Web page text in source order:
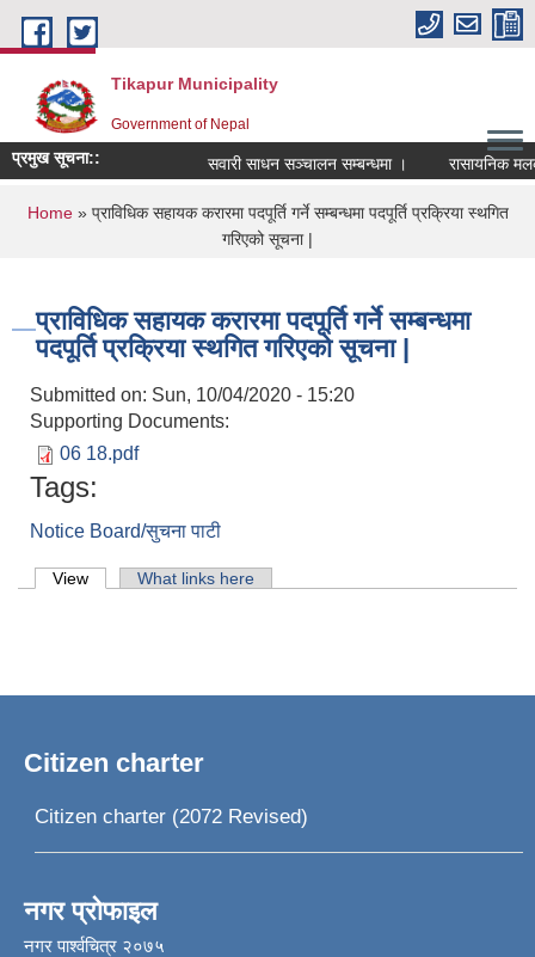
Skip to main content
Tikapur Municipality
Government of Nepal
प्रमुख सूचना:: सवारी साधन सञ्चालन सम्बन्धमा । रासायनिक
You are here
Home» प्राविधिक सहायक करारमा पदपूर्ति गर्ने सम्बन्धमा पदपूर्ति प्रक्रिया स्थगित
गरिएको सूचना |
प्राविधिक सहायक करारमा पदपूर्ति गर्ने सम्बन्धमा
पदपूर्ति प्रक्रिया स्थगित गरिएको सूचना |
Submitted on: Sun, 10/04/2020 - 15:20
Supporting Documents:
06 18.pdf
Tags:
Notice Board/सुचना पाटी
Primary tabs
View (active tab)What links here
Citizen charter
Citizen charter (2072 Revised)
नगर प्रोफाइल
नगर पार्श्वचित्र २०७५